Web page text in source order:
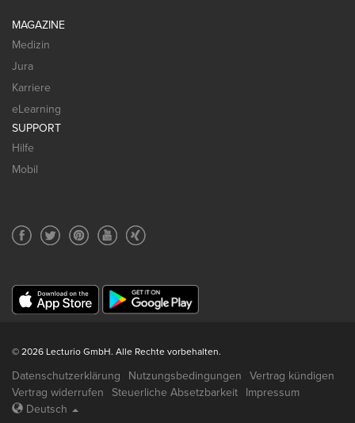
MAGAZINE
Medizin
Jura
Karriere
eLearning
SUPPORT
Hilfe
Mobil
© 2026 Lecturio GmbH. Alle Rechte vorbehalten.
Datenschutzerklärung Nutzungsbedingungen
Vertrag kündigen
Vertrag widerrufen
Steuerliche Absetzbarkeit
Impressum
Deutsch